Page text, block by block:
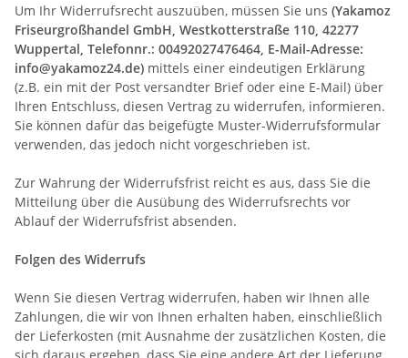
Um Ihr Widerrufsrecht auszuüben, müssen Sie uns (Yakamoz
Friseurgroßhandel GmbH, Westkotterstraße 110, 42277
Wuppertal, Telefonnr.: 00492027476464, E-Mail-Adresse:
info@yakamoz24.de) mittels einer eindeutigen Erklärung
(z.B. ein mit der Post versandter Brief oder eine E-Mail) über
Ihren Entschluss, diesen Vertrag zu widerrufen, informieren.
Sie können dafür das beigefügte Muster-Widerrufsformular
verwenden, das jedoch nicht vorgeschrieben ist.
Zur Wahrung der Widerrufsfrist reicht es aus, dass Sie die
Mitteilung über die Ausübung des Widerrufsrechts vor
Ablauf der Widerrufsfrist absenden.
Folgen des Widerrufs
Wenn Sie diesen Vertrag widerrufen, haben wir Ihnen alle
Zahlungen, die wir von Ihnen erhalten haben, einschließlich
der Lieferkosten (mit Ausnahme der zusätzlichen Kosten, die